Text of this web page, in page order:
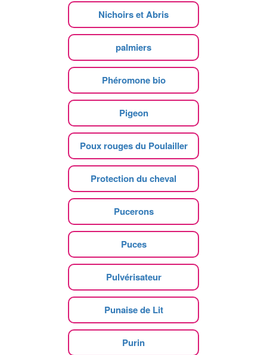
Nichoirs et Abris
palmiers
Phéromone bio
Pigeon
Poux rouges du Poulailler
Protection du cheval
Pucerons
Puces
Pulvérisateur
Punaise de Lit
Purin